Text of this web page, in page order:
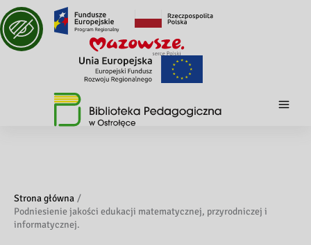
Strona główna
Podniesienie jakości edukacji matematycznej, przyrodniczej i
informatycznej.